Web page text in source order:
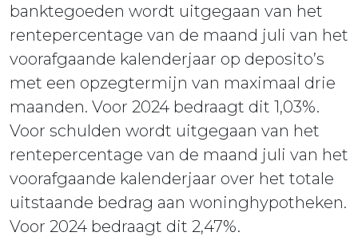
banktegoeden wordt uitgegaan van het
rentepercentage van de maand juli van het
voorafgaande kalenderjaar op deposito’s
met een opzegtermijn van maximaal drie
maanden. Voor 2024 bedraagt dit 1,03%.
Voor schulden wordt uitgegaan van het
rentepercentage van de maand juli van het
voorafgaande kalenderjaar over het totale
uitstaande bedrag aan woninghypotheken.
Voor 2024 bedraagt dit 2,47%.